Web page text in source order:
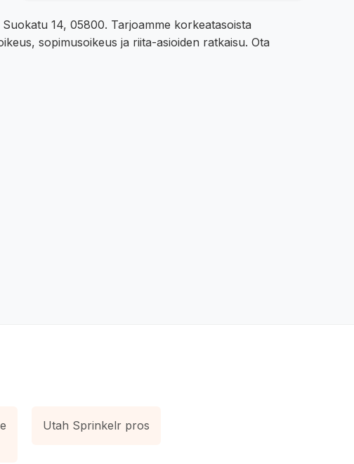
14, 05800. Tarjoamme korkeatasoista
sopimusoikeus ja riita-asioiden ratkaisu. Ota
Utah Sprinkelr pros